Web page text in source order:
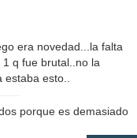
era novedad...la falta
q fue brutal..no la
estaba esto..
porque es demasiado